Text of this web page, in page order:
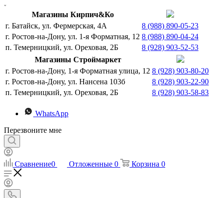
Магазины Кирпич&Ко
г. Батайск, ул. Фермерская, 4А
8 (988) 890-05-23
г. Ростов-на-Дону, ул. 1-я Форматная, 12 8 (988) 890-04-24
п. Темерницкий, ул. Ореховая, 2Б
8 (928) 903-52-53
Магазины Строймаркет
г. Ростов-на-Дону, 1-я Форматная улица, 12 8 (928) 903-80-20
г. Ростов-на-Дону, ул. Нансена 103б
8 (928) 903-22-90
п. Темерницкий, ул. Ореховая, 2Б
8 (928) 903-58-83
WhatsApp
Перезвоните мне
Сравнение0 Отложенные 0 Корзина 0